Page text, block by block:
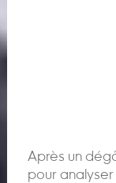
Après un
pour